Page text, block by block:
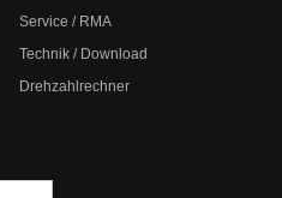
Service / RMA
Technik / Download
Drehzahlrechner